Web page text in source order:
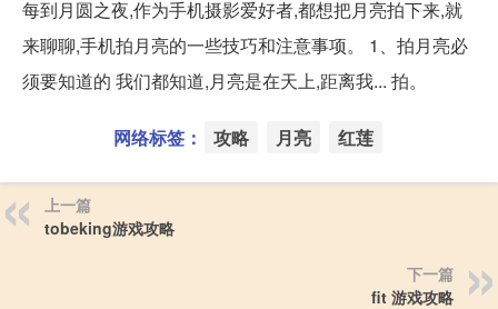
每到月圆之夜,作为手机摄影爱好者,都想把月亮拍下来,就
来聊聊,手机拍月亮的一些技巧和注意事项。 1、拍月亮必
须要知道的 我们都知道,月亮是在天上,距离我... 拍。
网络标签： 攻略 月亮 红莲
上一篇
tobeking游戏攻略
下一篇
fit 游戏攻略